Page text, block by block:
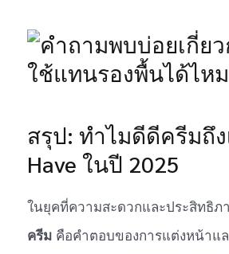
สรุป: ทำไมดีดีครีมถึ
Have ในปี 2025
ในยุคที่ความสะดวกและประสิทธิ
ครีม คือคำตอบของการแต่งหน้าแ